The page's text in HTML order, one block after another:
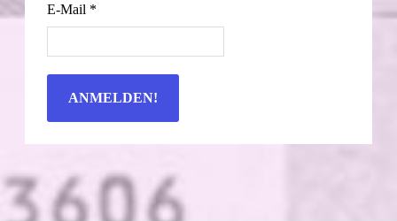
E-Mail *